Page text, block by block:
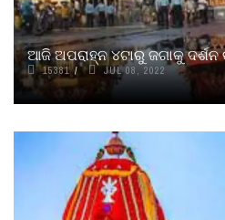
ଆଜି ଅପରାହ୍ନ ୪ଟାରୁ ଜଗାକୁ
15381 JUL 08, 2022